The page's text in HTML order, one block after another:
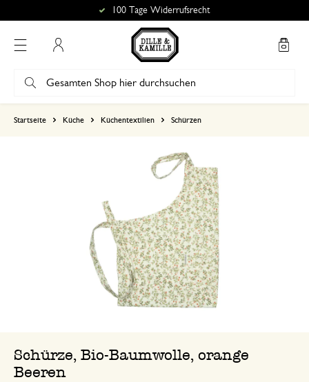
100 Tage Widerrufsrecht
Startseite Küche Küchentextilien Schürzen
Schürze, Bio-Baumwolle, orange
Beeren